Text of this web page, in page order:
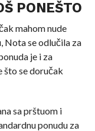
PONEŠTO
mahom nude
Nota se odlučila za
je i za
što se doručak
sa prštuom i
ponudu za